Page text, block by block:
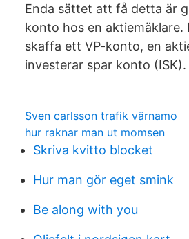
Enda sättet att få detta är
konto hos en aktiemäklare.
skaffa ett VP-konto, en
investerar spar konto (ISK).
Sven carlsson trafik värnamo
hur raknar man ut momsen
Skriva kvitto blocket
Hur man gör eget smink
Be along with you